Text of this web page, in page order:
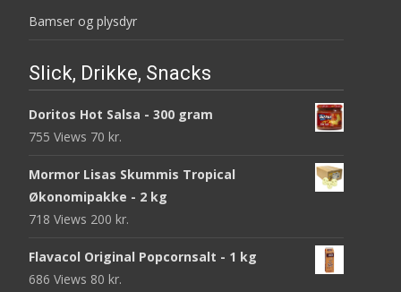
Bamser og plysdyr
Slick, Drikke, Snacks
Doritos Hot Salsa - 300 gram
755 Views 70 kr.
Mormor Lisas Skummis Tropical
Økonomipakke - 2 kg
718 Views 200 kr.
Flavacol Original Popcornsalt - 1 kg
686 Views 80 kr.